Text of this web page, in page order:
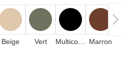
Beige Vert Marron